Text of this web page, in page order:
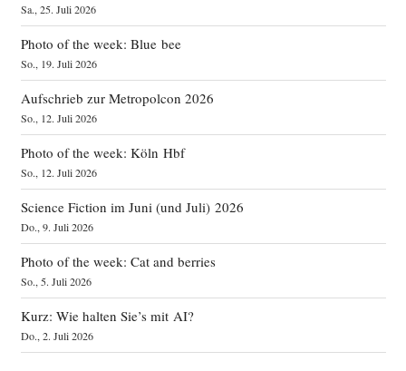
Sa., 25. Juli 2026
Photo of the week: Blue bee
So., 19. Juli 2026
Aufschrieb zur Metropolcon 2026
So., 12. Juli 2026
Photo of the week: Köln Hbf
So., 12. Juli 2026
Science Fiction im Juni (und Juli) 2026
Do., 9. Juli 2026
Photo of the week: Cat and berries
So., 5. Juli 2026
Kurz: Wie halten Sie’s mit AI?
Do., 2. Juli 2026